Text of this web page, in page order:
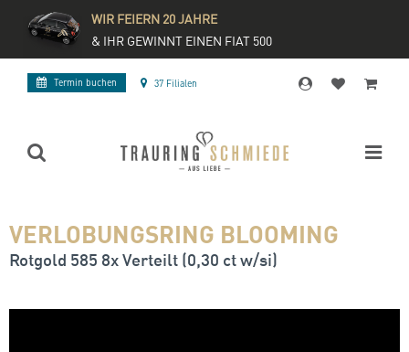
WIR FEIERN 20 JAHRE
& IHR GEWINNT EINEN FIAT 500
Termin buchen 37 Filialen
VERLOBUNGSRING BLOOMING
Rotgold 585 8x Verteilt (0,30 ct w/si)